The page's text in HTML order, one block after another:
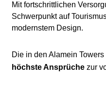
Mit fortschrittlichen
Schwerpunkt auf
modernstem Design.
Die in den Alamein
höchste Ansprüche zur